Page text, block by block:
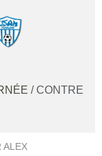
/ CONTRE
ALEX